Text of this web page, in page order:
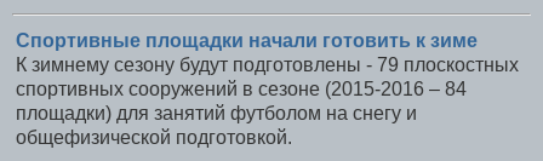
Спортивные площадки начали готовить к зиме
К зимнему сезону будут подготовлены - 79 плоскостных
спортивных сооружений в сезоне (2015-2016 – 84
площадки) для занятий футболом на снегу и
общефизической подготовкой.